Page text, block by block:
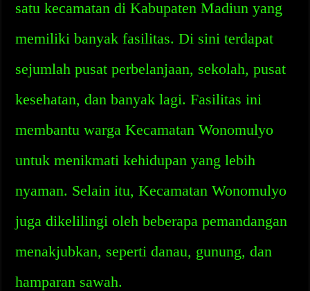
satu kecamatan di Kabupaten Madiun yang
memiliki banyak fasilitas. Di sini terdapat
sejumlah pusat perbelanjaan, sekolah, pusat
kesehatan, dan banyak lagi. Fasilitas ini
membantu warga Kecamatan Wonomulyo
untuk menikmati kehidupan yang lebih
nyaman. Selain itu, Kecamatan Wonomulyo
juga dikelilingi oleh beberapa pemandangan
menakjubkan, seperti danau, gunung, dan
hamparan sawah.